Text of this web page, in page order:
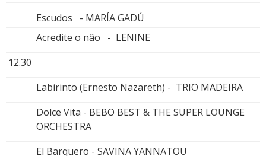
Escudos - MARÍA GADÚ
Acredite o nâo - LENINE
12.30
Labirinto (Ernesto Nazareth) - TRIO MADEIRA
Dolce Vita - BEBO BEST & THE SUPER LOUNGE
ORCHESTRA
El Barquero - SAVINA YANNATOU